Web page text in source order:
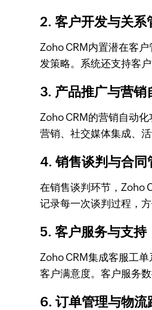
2. 客户开发与关系
Zoho CRM内置潜在客
发策略。系统还支持客
3. 产品推广与营销
Zoho CRM的营销自动
营销、社交媒体集成、
4. 销售谈判与合同
在销售谈判环节，Zoho
记录每一次谈判过程，
5. 客户服务与支持
Zoho CRM集成客服工
客户满意度。客户服务
6. 订单管理与物流